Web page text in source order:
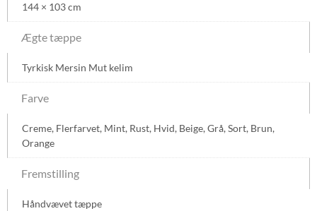
144 × 103 cm
Ægte tæppe
Tyrkisk Mersin Mut kelim
Farve
Creme, Flerfarvet, Mint, Rust, Hvid, Beige,Grå,Sort, Brun,
Orange
Fremstilling
Håndvævet tæppe